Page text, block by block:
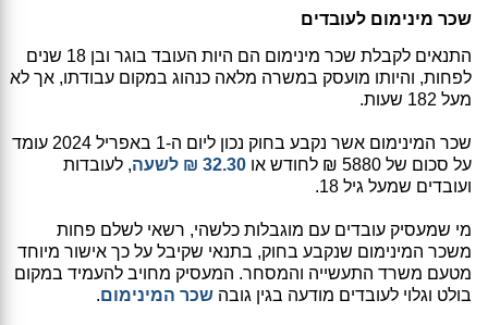
שכר מינימום לעובדים
התנאים לקבלת שכר מינימום הם היות העובד בוגר ובן 18 שנים
לפחות, והיותו מועסק במשרה מלאה כנהוג במקום עבודתו, אך לא
מעל 182 שעות.
שכר המינימום אשר נקבע בחוק נכון ליום ה-1 באפריל 2024 עומד
על סכום של 5880 ₪ לחודש או
32.30 ₪ לשעה
, לעובדות
ועובדים שמעל גיל 18.
מי שמעסיק עובדים עם מוגבלות כלשהי, רשאי לשלם פחות
משכר המינימום שנקבע בחוק, בתנאי שקיבל על כך אישור מיוחד
מטעם משרד התעשייה והמסחר. המעסיק מחויב להעמיד במקום
בולט וגלוי לעובדים מודעה בגין גובה שכר המינימום.